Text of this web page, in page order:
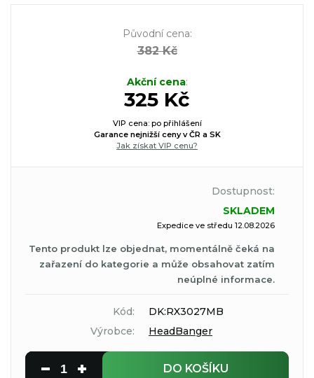
Původní cena:
382 Kč
Akční cena:
325 Kč
VIP cena: po přihlášení
Garance nejnižší ceny v ČR a SK
Jak získat VIP cenu?
Dostupnost:
SKLADEM
Expedice ve středu 12.08.2026
Tento produkt lze objednat, momentálně čeká na
zařazení do kategorie a může obsahovat zatím
neúplné informace.
Kód:
DK:RX3027MB
Výrobce:
HeadBanger
DO KOŠÍKU